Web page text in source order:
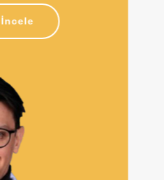
İncele